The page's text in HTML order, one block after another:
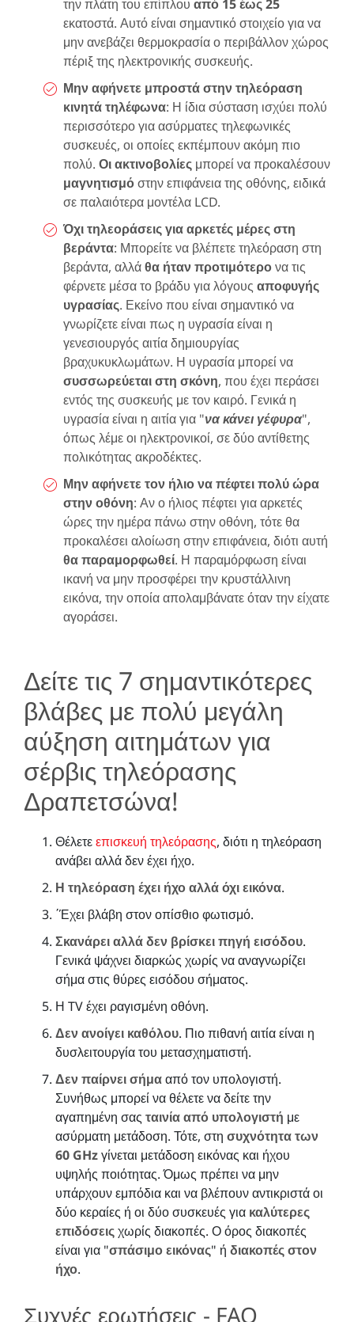
την πλάτη του επίπλου από 15 έως 25
εκατοστά. Αυτό είναι σημαντικό στοιχείο για να
μην ανεβάζει θερμοκρασία ο περιβάλλον χώρος
πέριξ της ηλεκτρονικής συσκευής.
Μην αφήνετε μπροστά στην τηλεόραση
κινητά τηλέφωνα: Η ίδια σύσταση ισχύει πολύ
περισσότερο για ασύρματες τηλεφωνικές
συσκευές, οι οποίες εκπέμπουν ακόμη πιο
πολύ. Οι ακτινοβολίες μπορεί να προκαλέσουν
μαγνητισμόστην επιφάνεια της οθόνης, ειδικά
σε παλαιότερα μοντέλα LCD.
Όχι τηλεοράσεις για αρκετές μέρες στη
βεράντα: Μπορείτε να βλέπετε τηλεόραση στη
βεράντα, αλλάθα ήταν προτιμότερονα τις
φέρνετε μέσα το βράδυ για λόγους αποφυγής
υγρασίας. Εκείνο που είναι σημαντικό να
γνωρίζετε είναι πως η υγρασία είναι η
γενεσιουργός αιτία δημιουργίας
βραχυκυκλωμάτων. Η υγρασία μπορεί να
συσσωρεύεται στη σκόνη, που έχει περάσει
εντός της συσκευής με τον καιρό. Γενικά η
υγρασία είναι η αιτία για "να κάνει γέφυρα",
όπως λέμε οι ηλεκτρονικοί, σε δύο αντίθετης
πολικότητας ακροδέκτες.
Μην αφήνετε τον ήλιο να πέφτει πολύ ώρα
στην οθόνη: Αν ο ήλιος πέφτει για αρκετές
ώρες την ημέρα πάνω στην οθόνη, τότε θα
προκαλέσει αλοίωση στην επιφάνεια, διότι αυτή
θα παραμορφωθεί. Η παραμόρφωση είναι
ικανή να μην προσφέρει την κρυστάλλινη
εικόνα, την οποία απολαμβάνατε όταν την είχατε
αγοράσει.
Δείτε τις 7 σημαντικότερες
βλάβες με πολύ μεγάλη
αύξηση αιτημάτων για
σέρβις τηλεόρασης
Δραπετσώνα!
Θέλετεεπισκευή τηλεόρασης, διότι η τηλεόραση
ανάβει αλλά δεν έχει ήχο.
Η τηλεόραση έχει ήχο αλλά όχι εικόνα.
΄Έχει βλάβη στον οπίσθιο φωτισμό.
Σκανάρει αλλά δεν βρίσκει πηγή εισόδου.
Γενικά ψάχνει διαρκώς χωρίς να αναγνωρίζει
σήμα στις θύρες εισόδου σήματος.
Η TV έχει ραγισμένη οθόνη.
Δεν ανοίγει καθόλου. Πιο πιθανή αιτία είναι η
δυσλειτουργία του μετασχηματιστή.
Δεν παίρνει σήμααπό τον υπολογιστή.
Συνήθως μπορεί να θέλετε να δείτε την
αγαπημένη σας ταινία από υπολογιστή με
ασύρματη μετάδοση. Τότε, στη συχνότητα των
60 GHzγίνεται μετάδοση εικόνας και ήχου
υψηλής ποιότητας. Όμως πρέπει να μην
υπάρχουν εμπόδια και να βλέπουν αντικριστά οι
δύο κεραίες ή οι δύο συσκευές για καλύτερες
επιδόσειςχωρίς διακοπές. Ο όρος διακοπές
είναι για "σπάσιμο εικόνας" ή διακοπές στον
ήχο.
Συχνές ερωτήσεις - FAQ